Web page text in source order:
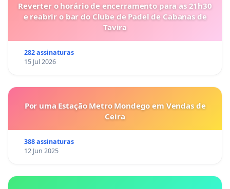
Reverter o horário de encerramento para as 21h30
e reabrir o bar do Clube de Padel de Cabanas de
Tavira
282 assinaturas
15 Jul 2026
Por uma Estação Metro Mondego em Vendas de
Ceira
388 assinaturas
12 Jun 2025